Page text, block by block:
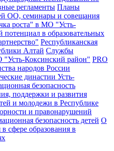
регламенты Планы
ОО, семинары и совещания
роста" в МО "Усть-
потенциал в образовательных
Республиканская
Алтай Службы
Коксинский район" PRO
народов России
династии Усть-
безопасность
поддержки и развития
и молодежи в Республике
и правонарушений
безопасность детей О
сфере образования в